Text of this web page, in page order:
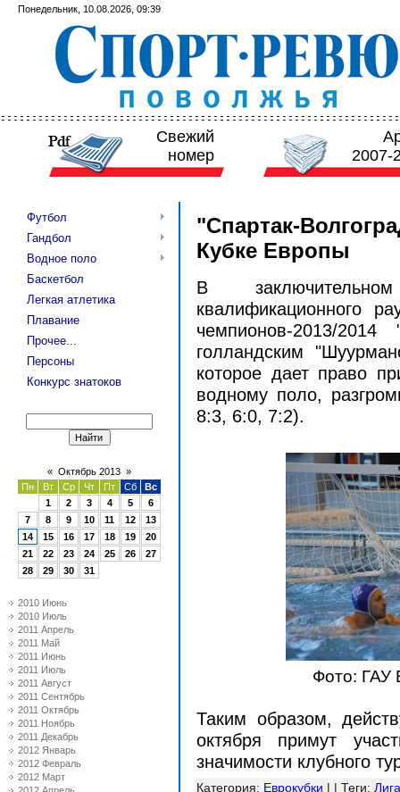
Понедельник, 10.08.2026, 09:39
Свежий
номер
2007-
Футбол
Гандбол
Водное поло
Баскетбол
Легкая атлетика
Плавание
Прочее...
Персоны
Конкурс знатоков
« Октябрь 2013 »
Пн
Вт Ср Чт Пт Сб
Вс
1
2 3 4 5
6
7
8 9 10 11 12
13
14
15 16 17 18 19
20
21
22 23 24 25 26
27
28
29 30 31
2010 Июнь
2010 Июль
2011 Апрель
2011 Май
2011 Июнь
2011 Июль
2011 Август
2011 Сентябрь
2011 Октябрь
2011 Ноябрь
2011 Декабрь
2012 Январь
2012 Февраль
2012 Март
"Спартак-
Кубке Европы
В
квалификационного
чемпионов-2013/
голландским
которое дает право
водному поло,
8:3, 6:0, 7:2).
Фото: ГАУ
Таким образом,
октября примут
значимости клубного
Категория: Еврокубки | | Теги: